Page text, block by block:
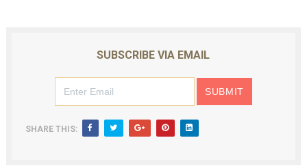
SUBSCRIBE VIA EMAIL
SHARE THIS: